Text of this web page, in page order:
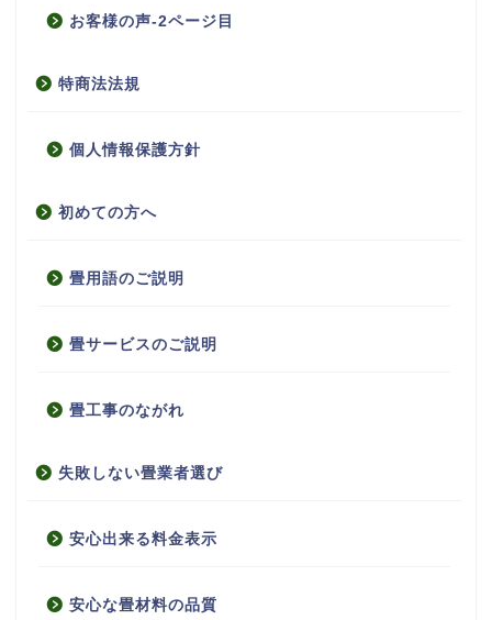
お客様の声-2ページ目
特商法法規
個人情報保護方針
初めての方へ
畳用語のご説明
畳サービスのご説明
畳工事のながれ
失敗しない畳業者選び
安心出来る料金表示
安心な畳材料の品質